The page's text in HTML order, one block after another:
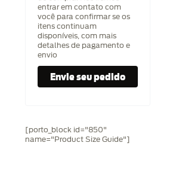
entrar em contato com
você para confirmar se os
itens continuam
disponíveis, com mais
detalhes de pagamento e
envio
[porto_block id="850"
name="Product Size Guide"]